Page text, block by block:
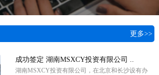
更多>>
成功签定 湖南MSXCY投资有限公司 ..
湖南MSXCY投资有限公司，在北京和长沙设有办